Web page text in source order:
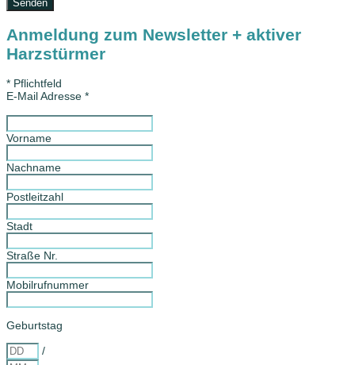
Anmeldung zum Newsletter + aktiver
Harzstürmer
* Pflichtfeld
E-Mail Adresse *
Vorname
Nachname
Postleitzahl
Stadt
Straße Nr.
Mobilrufnummer
Geburtstag
/